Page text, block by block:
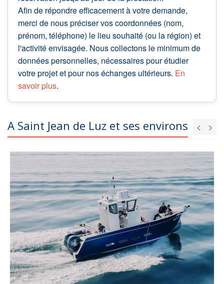
Afin de répondre efficacement à votre demande,
merci de nous préciser vos coordonnées (nom,
prénom, téléphone) le lieu souhaité (ou la région) et
l'activité envisagée. Nous collectons le minimum de
données personnelles, nécessaires pour étudier
votre projet et pour nos échanges ultérieurs. En
savoir plus.
A Saint Jean de Luz et ses environs